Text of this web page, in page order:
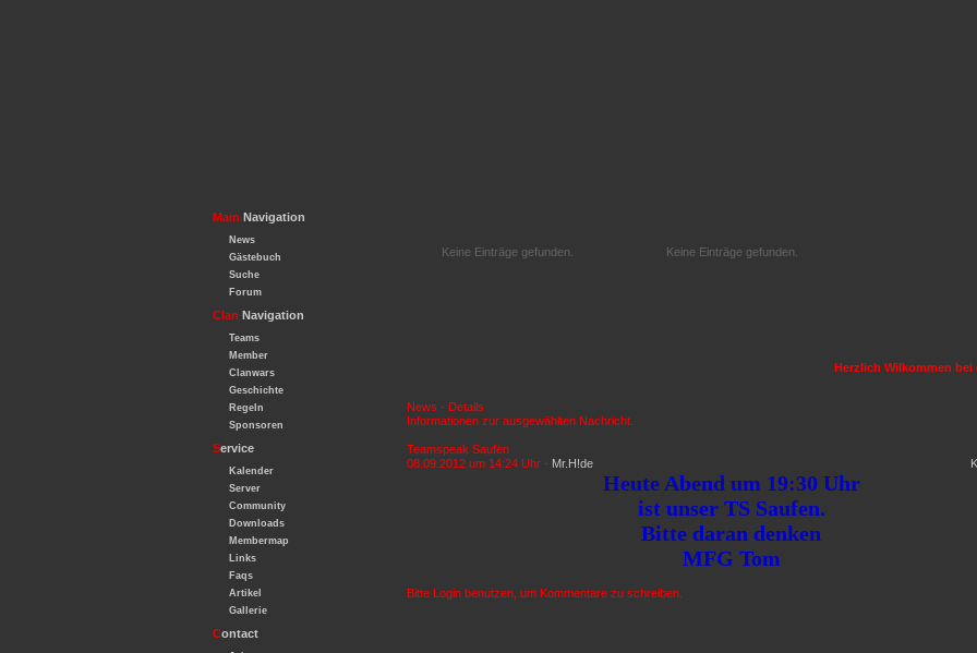
Main Navigation
News
Gästebuch
Suche
Forum
Clan Navigation
Teams
Member
Clanwars
Geschichte
Regeln
Sponsoren
Service
Kalender
Server
Community
Downloads
Membermap
Links
Faqs
Artikel
Gallerie
Contact
Keine Einträge gefunden. Keine Einträge gefunden.
Herzlich Wilkommen bei
News - Details
Informationen zur ausgewählten Nachricht.
Teamspeak Saufen
08.09.2012 um 14:24 Uhr - Mr.H!de
Heute Abend um 19:30 Uhr
ist unser TS Saufen.
Bitte daran denken
MFG Tom
Bitte Login benutzen, um Kommentare zu schreiben.